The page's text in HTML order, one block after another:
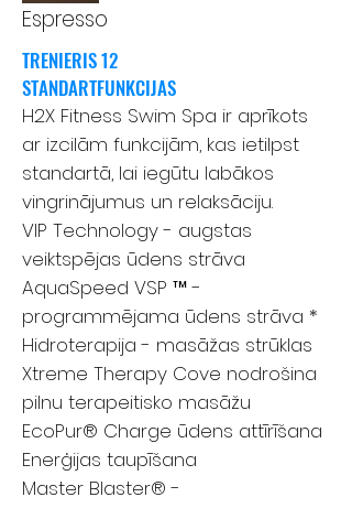
Espresso
TRENIERIS 12
STANDARTFUNKCIJAS
H2X Fitness Swim Spa ir aprīkots
ar izcilām funkcijām, kas ietilpst
standartā, lai iegūtu labākos
vingrinājumus un relaksāciju.
VIP Technology - augstas
veiktspējas ūdens strāva
AquaSpeed ​​VSP ™ -
programmējama ūdens strāva *
Hidroterapija - masāžas strūklas
Xtreme Therapy Cove nodrošina
pilnu terapeitisko masāžu
EcoPur® Charge ūdens attīrīšana
Enerģijas taupīšana
Master Blaster® -